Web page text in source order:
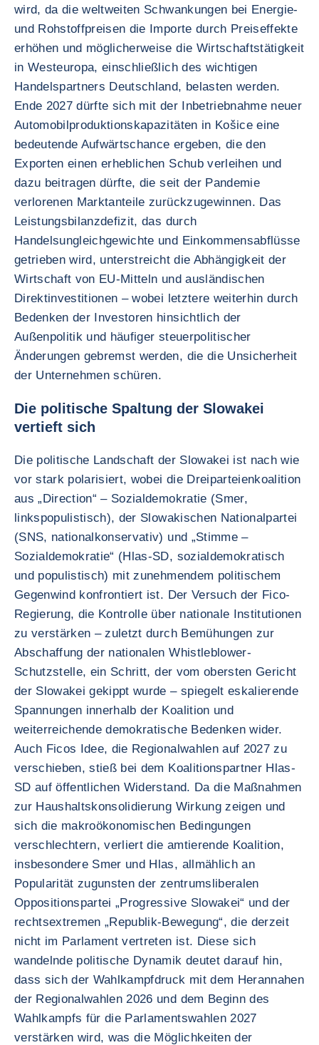
wird, da die weltweiten Schwankungen bei Energie-
und Rohstoffpreisen die Importe durch Preiseffekte
erhöhen und möglicherweise die Wirtschaftstätigkeit
in Westeuropa, einschließlich des wichtigen
Handelspartners Deutschland, belasten werden.
Ende 2027 dürfte sich mit der Inbetriebnahme neuer
Automobilproduktionskapazitäten in Košice eine
bedeutende Aufwärtschance ergeben, die den
Exporten einen erheblichen Schub verleihen und
dazu beitragen dürfte, die seit der Pandemie
verlorenen Marktanteile zurückzugewinnen. Das
Leistungsbilanzdefizit, das durch
Handelsungleichgewichte und Einkommensabflüsse
getrieben wird, unterstreicht die Abhängigkeit der
Wirtschaft von EU-Mitteln und ausländischen
Direktinvestitionen – wobei letztere weiterhin durch
Bedenken der Investoren hinsichtlich der
Außenpolitik und häufiger steuerpolitischer
Änderungen gebremst werden, die die Unsicherheit
der Unternehmen schüren.
Die politische Spaltung der Slowakei
vertieft sich
Die politische Landschaft der Slowakei ist nach wie
vor stark polarisiert, wobei die Dreiparteienkoalition
aus „Direction“ – Sozialdemokratie (Smer,
linkspopulistisch), der Slowakischen Nationalpartei
(SNS, nationalkonservativ) und „Stimme –
Sozialdemokratie“ (Hlas-SD, sozialdemokratisch
und populistisch) mit zunehmendem politischem
Gegenwind konfrontiert ist. Der Versuch der Fico-
Regierung, die Kontrolle über nationale Institutionen
zu verstärken – zuletzt durch Bemühungen zur
Abschaffung der nationalen Whistleblower-
Schutzstelle, ein Schritt, der vom obersten Gericht
der Slowakei gekippt wurde – spiegelt eskalierende
Spannungen innerhalb der Koalition und
weiterreichende demokratische Bedenken wider.
Auch Ficos Idee, die Regionalwahlen auf 2027 zu
verschieben, stieß bei dem Koalitionspartner Hlas-
SD auf öffentlichen Widerstand. Da die Maßnahmen
zur Haushaltskonsolidierung Wirkung zeigen und
sich die makroökonomischen Bedingungen
verschlechtern, verliert die amtierende Koalition,
insbesondere Smer und Hlas, allmählich an
Popularität zugunsten der zentrumsliberalen
Oppositionspartei „Progressive Slowakei“ und der
rechtsextremen „Republik-Bewegung“, die derzeit
nicht im Parlament vertreten ist. Diese sich
wandelnde politische Dynamik deutet darauf hin,
dass sich der Wahlkampfdruck mit dem Herannahen
der Regionalwahlen 2026 und dem Beginn des
Wahlkampfs für die Parlamentswahlen 2027
verstärken wird, was die Möglichkeiten der